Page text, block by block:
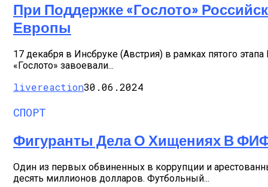
При Поддержке «Гослото»
Европы
17 декабря в Инсбруке (Австрия) в рамках пятого
«Гослото» завоевали...
livereaction30.06.2024
СПОРТ
Фигуранты Дела О Хищениях В
Один из первых обвиненных в коррупции и
десять миллионов долларов. Футбольный...